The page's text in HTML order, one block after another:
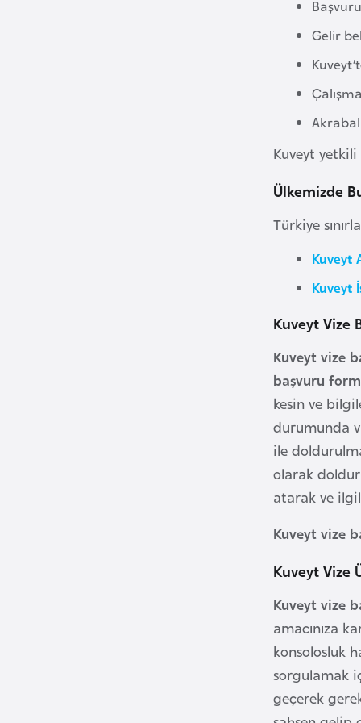
Gelir
Kuveyt
Ülkemizde
Türkiye
Kuveyt
Kuveyt
Kuveyt Vize
Kuveyt vize
başvuru
kesin ve
durumunda
ile
olarak
atarak ve ilgili
Kuveyt vize
Kuveyt Vize
Kuveyt vize
amacınıza
konsolosluk
sorgulamak
geçerek